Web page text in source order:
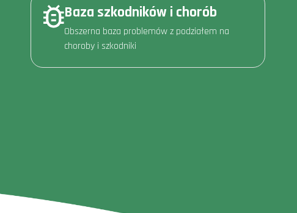
Baza szkodników i chorób
Obszerna baza problemów z podziałem na
choroby i szkodniki